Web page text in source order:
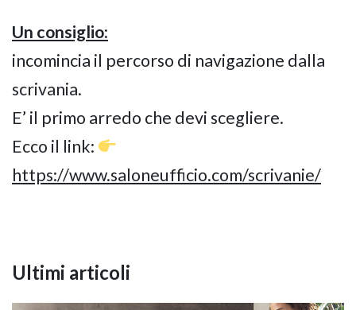
Un consiglio:
incomincia il percorso di navigazione dalla
scrivania.
E’ il primo arredo che devi scegliere.
Ecco il link:
https://www.saloneufficio.com/scrivanie/
Ultimi articoli